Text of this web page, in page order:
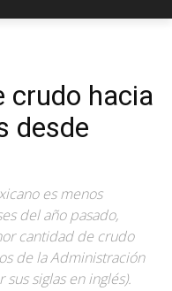
crudo hacia
desde
es menos
del año pasado,
cantidad de crudo
de la Administración
siglas en inglés).